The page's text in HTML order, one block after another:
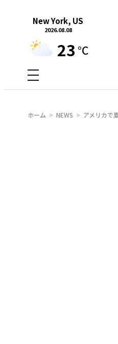
New York, US
2026.08.08
23 °C
ホーム NEWS アメリカで